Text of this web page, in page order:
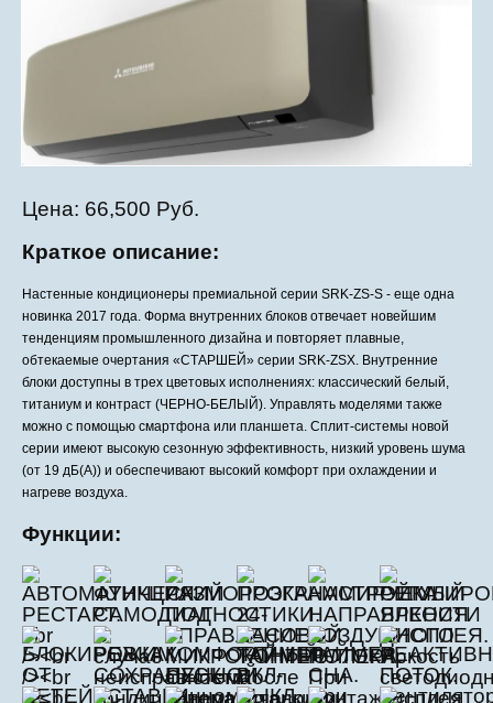
Цена: 66,500 Руб.
Краткое описание:
Настенные кондиционеры премиальной серии SRK-ZS-S - еще одна
новинка 2017 года. Форма внутренних блоков отвечает новейшим
тенденциям промышленного дизайна и повторяет плавные,
обтекаемые очертания «СТАРШЕЙ» серии SRK-ZSX. Внутренние
блоки доступны в трех цветовых исполнениях: классический белый,
титаниум и контраст (ЧЕРНО-БЕЛЫЙ). Управлять моделями также
можно с помощью смартфона или планшета. Сплит-системы новой
серии имеют высокую сезонную эффективность, низкий уровень шума
(от 19 дБ(А)) и обеспечивают высокий комфорт при охлаждении и
нагреве воздуха.
Функции: